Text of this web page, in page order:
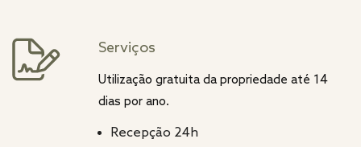
Serviços
Utilização gratuita da propriedade até 14
dias por ano.
Recepção 24h